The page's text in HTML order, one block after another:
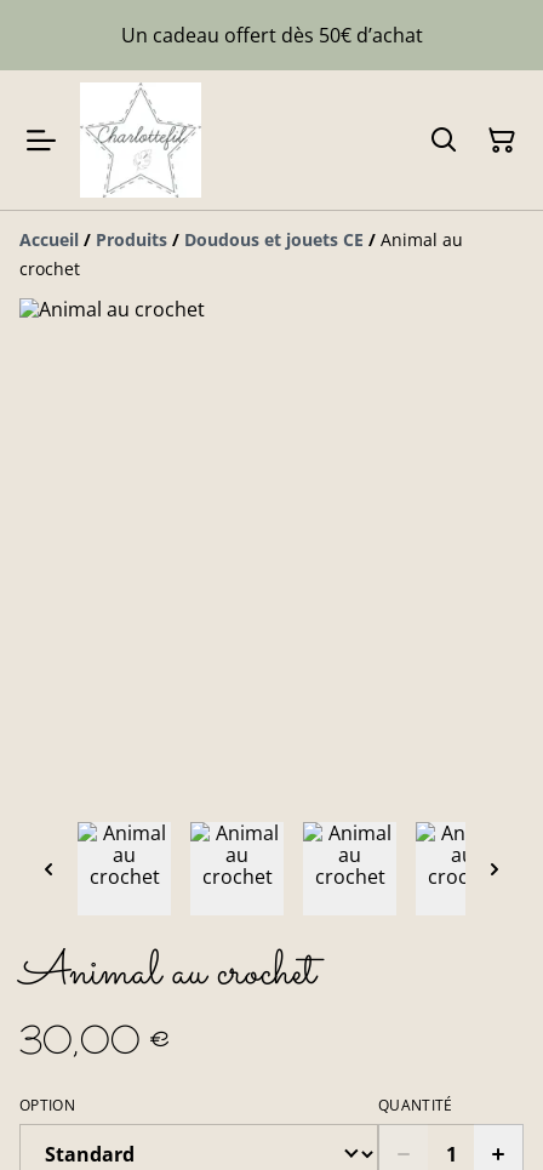
Un cadeau offert dès 50€ d’achat
Accueil / Produits / Doudous et jouets CE / Animal au
crochet
Animal au crochet
30,00 €
OPTION QUANTITÉ